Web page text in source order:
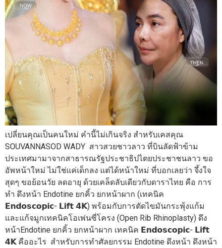
เปลี่ยนคุณเป็นคนใหม่ คำนี้ไม่เกินจริง สำหรับเคสคุณ
SOUVANNASOD WADY สาวสวยชาวลาว ที่บินลัดฟ้าข้าม
ประเทศมามาจากสาธารณรัฐประชาธิปไตยประชาชนลาว ขอ
อัพหน้าใหม่ ไม่ใช่แค่เด็กลง แต่ได้หน้าใหม่ ที่บอกเลยว่า จึ้งใจ
สุดๆ ขอย้อนวัย ลดอายุ ด้วยเคล็ดลับเดียวกับดาราไทย คือ การ
ทำ ดึงหน้า Endotine ยกคิ้ว ยกหน้าผาก (เทคนิค
𝗘𝗻𝗱𝗼𝘀𝗰𝗼𝗽𝗶𝗰- 𝗟𝗶𝗳𝘁 𝟰𝗞) พร้อมกับการตัดไขมันกระพุ้งแก้ม
และแก้จมูกเทคนิคโอเพ่นซี่โครง (Open Rib Rhinoplasty) ดึง
หน้าEndotine ยกคิ้ว ยกหน้าผาก เทคนิค 𝗘𝗻𝗱𝗼𝘀𝗰𝗼𝗽𝗶𝗰- 𝗟𝗶𝗳𝘁
𝟰𝗞 คืออะไร สำหรับการทำศัลยกรรม Endotine ดึงหน้า ดึงหน้า